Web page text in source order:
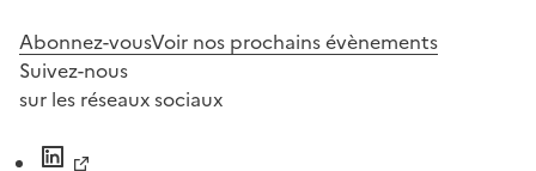
Abonnez-vousVoir nos prochains évènements
Suivez-nous
sur les réseaux sociaux